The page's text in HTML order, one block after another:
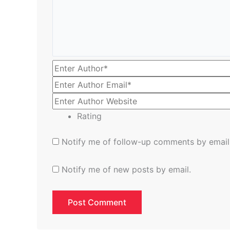
Rating
Notify me of follow-up comments by
Notify me of new posts by email.